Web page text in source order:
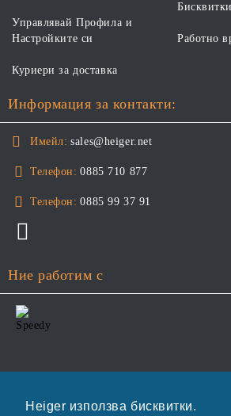
Heiger използва бисквитки.
Управлявай Профила и
Настройките си
Бисквитки
Работно
Куриери за доставка
Информация за контакти:
Имейл: sales@heiger.net
Телефон: 0885 710 877
Телефон: 0885 99 37 91
Ние работим с